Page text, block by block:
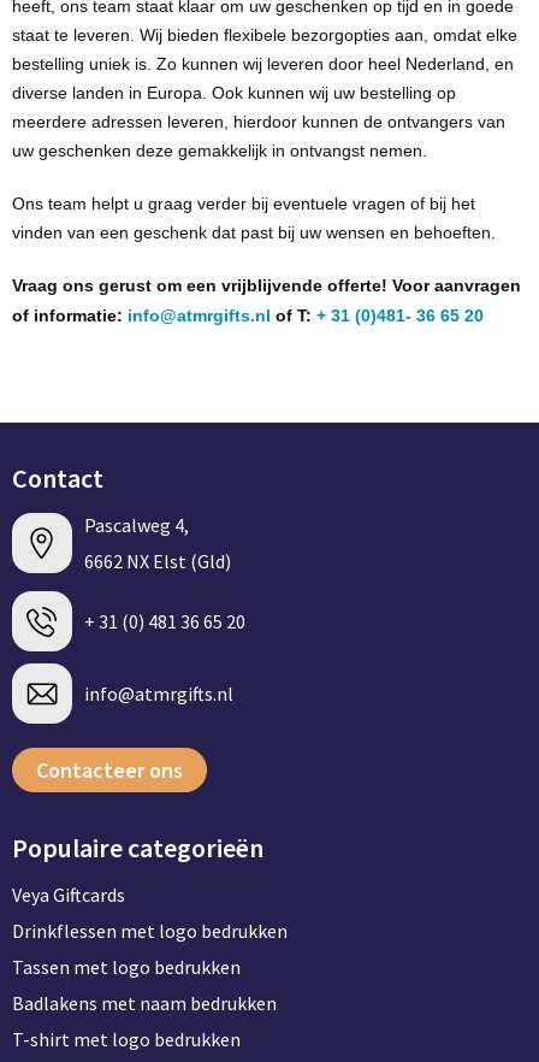
heeft, ons team staat klaar om uw geschenken op tijd en in goede
staat te leveren. Wij bieden flexibele bezorgopties aan, omdat elke
bestelling uniek is. Zo kunnen wij leveren door heel Nederland, en
diverse landen in Europa. Ook kunnen wij uw bestelling op
meerdere adressen leveren, hierdoor kunnen de ontvangers van
uw geschenken deze gemakkelijk in ontvangst nemen.
Ons team helpt u graag verder bij eventuele vragen of bij het
vinden van een geschenk dat past bij uw wensen en behoeften.
Vraag ons gerust om een vrijblijvende offerte! Voor aanvragen
of informatie: info@atmrgifts.nl of T: + 31 (0)481- 36 65 20
Contact
Pascalweg 4,
6662 NX Elst (Gld)
+ 31 (0) 481 36 65 20
info@atmrgifts.nl
Contacteer ons
Populaire categorieën
Veya Giftcards
Drinkflessen met logo bedrukken
Tassen met logo bedrukken
Badlakens met naam bedrukken
T-shirt met logo bedrukken